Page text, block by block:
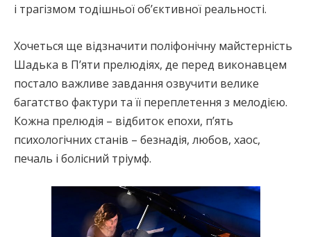
і трагізмом тодішньої об’єктивної реальності.
Хочеться ще відзначити поліфонічну майстерність
Шадька в П’яти прелюдіях, де перед виконавцем
постало важливе завдання озвучити велике
багатство фактури та її переплетення з мелодією.
Кожна прелюдія – відбиток епохи, п’ять
психологічних станів – безнадія, любов, хаос,
печаль і болісний тріумф.